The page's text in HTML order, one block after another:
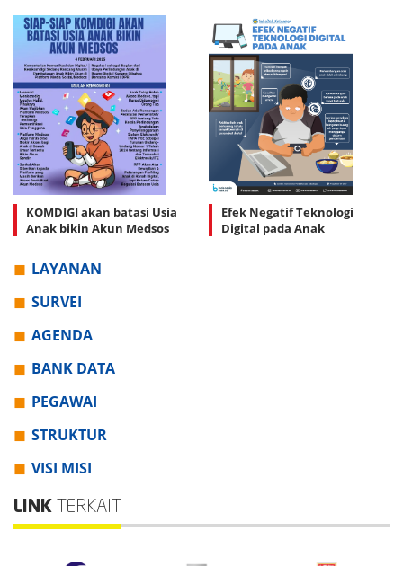
KOMDIGI akan batasi Usia
Anak bikin Akun Medsos
Efek Negatif Teknologi
Digital pada Anak
LAYANAN
SURVEI
AGENDA
BANK DATA
PEGAWAI
STRUKTUR
VISI MISI
LINK TERKAIT